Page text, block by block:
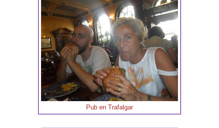
Pub en Trafalgar